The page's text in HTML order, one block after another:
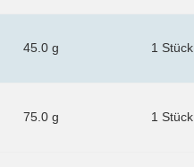
45.0 g 1 Stück
75.0 g 1 Stück